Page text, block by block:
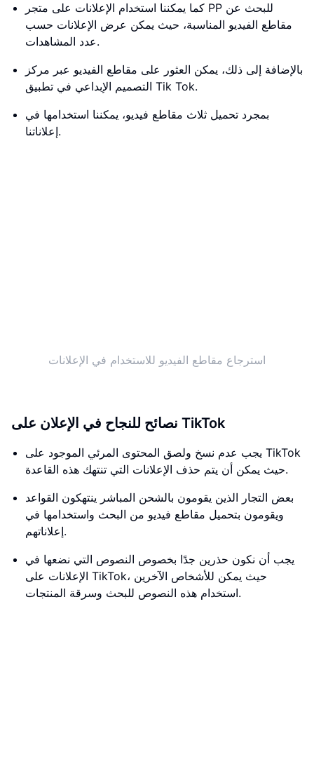
كما يمكننا استخدام الإعلانات على متجر PP للبحث عن
مقاطع الفيديو المناسبة، حيث يمكن عرض الإعلانات حسب
عدد المشاهدات.
بالإضافة إلى ذلك، يمكن العثور على مقاطع الفيديو عبر مركز
التصميم الإبداعي في تطبيق Tik Tok.
بمجرد تحميل ثلاث مقاطع فيديو، يمكننا استخدامها في
إعلاناتنا.
استرجاع مقاطع الفيديو للاستخدام في الإعلانات
نصائح للنجاح في الإعلان على TikTok
يجب عدم نسخ ولصق المحتوى المرئي الموجود على TikTok
حيث يمكن أن يتم حذف الإعلانات التي تنتهك هذه القاعدة.
بعض التجار الذين يقومون بالشحن المباشر ينتهكون القواعد
ويقومون بتحميل مقاطع فيديو من البحث واستخدامها في
إعلاناتهم.
يجب أن نكون حذرين جدًا بخصوص النصوص التي نضعها في
الإعلانات على TikTok، حيث يمكن للأشخاص الآخرين
استخدام هذه النصوص للبحث وسرقة المنتجات.